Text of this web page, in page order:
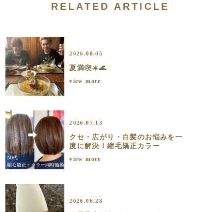
RELATED ARTICLE
2026.08.05
夏満喫☀️🌊
view more
2026.07.13
クセ・広がり・白髪のお悩みを一
度に解決！縮毛矯正カラー
view more
2026.06.28